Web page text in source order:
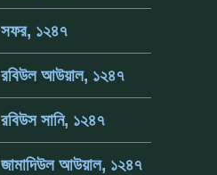
সফর, ১২৪৭
রবিউল আউয়াল, ১২৪৭
রবিউস সানি, ১২৪৭
জামাদিউল আউয়াল, ১২৪৭